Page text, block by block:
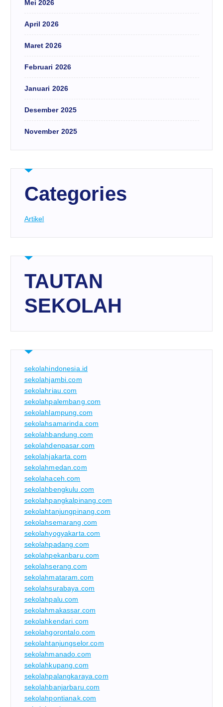
Mei 2026
April 2026
Maret 2026
Februari 2026
Januari 2026
Desember 2025
November 2025
Categories
Artikel
TAUTAN
SEKOLAH
sekolahindonesia.id
sekolahjambi.com
sekolahriau.com
sekolahpalembang.com
sekolahlampung.com
sekolahsamarinda.com
sekolahbandung.com
sekolahdenpasar.com
sekolahjakarta.com
sekolahmedan.com
sekolahaceh.com
sekolahbengkulu.com
sekolahpangkalpinang.com
sekolahtanjungpinang.com
sekolahsemarang.com
sekolahyogyakarta.com
sekolahpadang.com
sekolahpekanbaru.com
sekolahserang.com
sekolahmataram.com
sekolahsurabaya.com
sekolahpalu.com
sekolahmakassar.com
sekolahkendari.com
sekolahgorontalo.com
sekolahtanjungselor.com
sekolahmanado.com
sekolahkupang.com
sekolahpalangkaraya.com
sekolahbanjarbaru.com
sekolahpontianak.com